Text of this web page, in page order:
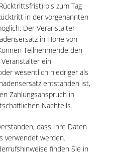
bis zum Tag
in der vorgenannten
Der Veranstalter
in Höhe von
Teilnehmende den
ein
wesentlich niedriger als
entstanden ist,
Zahlungsanspruch in
Nachteils. .
dass Ihre Daten
verwendet werden.
finden Sie in